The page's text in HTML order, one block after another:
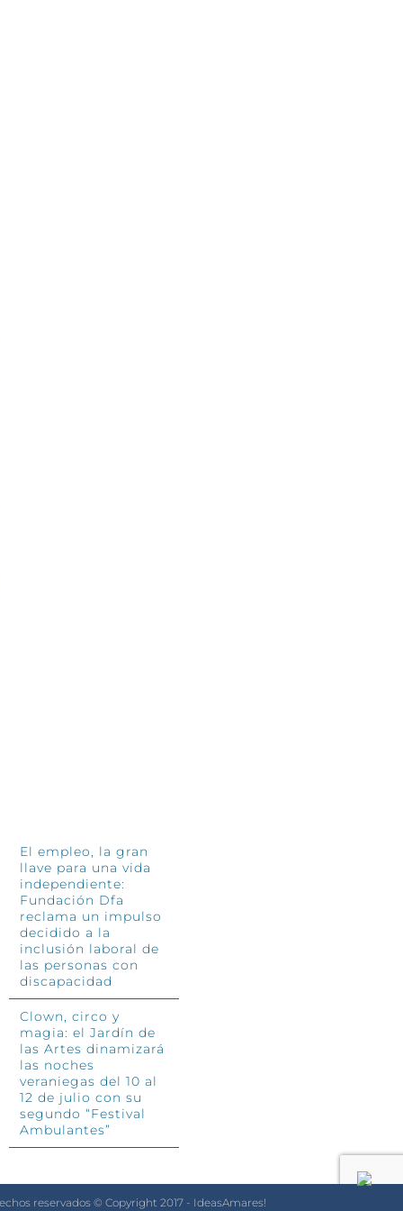
El empleo, la gran
llave para una vida
independiente:
Fundación Dfa
reclama un impulso
decidido a la
inclusión laboral de
las personas con
discapacidad
Clown, circo y
magia: el Jardín de
las Artes dinamizará
las noches
veraniegas del 10 al
12 de julio con su
segundo “Festival
Ambulantes”
reservados © Copyright 2017 - IdeasAmares!